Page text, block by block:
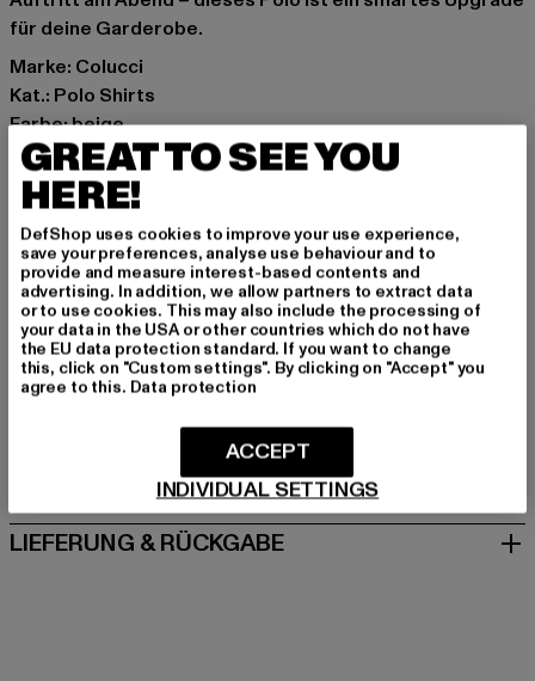
für deine Garderobe.
Marke: Colucci
Kat.: Polo Shirts
Farbe: beige
Hersteller Farbe: beige
Materialzusammensetzung: 75% Baumwolle, 25%
Polyester
Art.Nr: C325-016-00003
Hersteller: Mark Seven Fashion GmbH & Co. KG |
info@carlocolucci.com
Kyllmannweg 7 | 42699 Solingen | DE
GRÖSSE & PASSFORM
PFLEGEHINWEISE
LIEFERUNG & RÜCKGABE
GREAT TO SEE YOU
HERE!
DefShop uses cookies to improve your use experience,
save your preferences, analyse use behaviour and to
provide and measure interest-based contents and
advertising. In addition, we allow partners to extract data
or to use cookies. This may also include the processing of
your data in the USA or other countries which do not have
the EU data protection standard. If you want to change
this, click on "Custom settings". By clicking on "Accept" you
agree to this. Data protection
INDIVIDUAL SETTINGS
ACCEPT